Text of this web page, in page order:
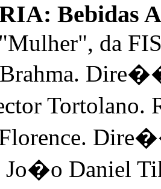
Bebidas
da
Brahma.
Jo�o Daniel